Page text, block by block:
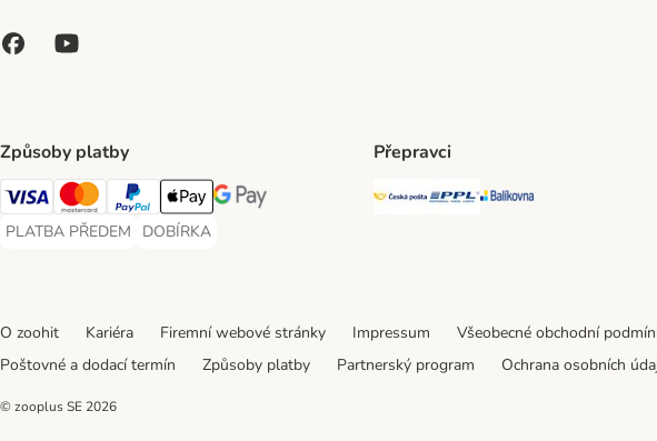
Způsoby platby
Visa Payment Method
Mastercard Payment Method
PayPal Payment Method
Apple pay Payment Method
GooglePay Payment Method
PLATBA PŘEDEM
PLATBA PŘEDEM Payment Method
DOBÍRKA
DOBÍRKA Payment Method
Přepravci
Česká pošta Shipping Method
PPL Shipping Method
Balíkovna
O zoohit Kariéra Firemní webové stránky Impressum Všeobecné obchodní
Poštovné a dodací termín
Způsoby platby Partnerský program Ochrana osobních
© zooplus SE 2026